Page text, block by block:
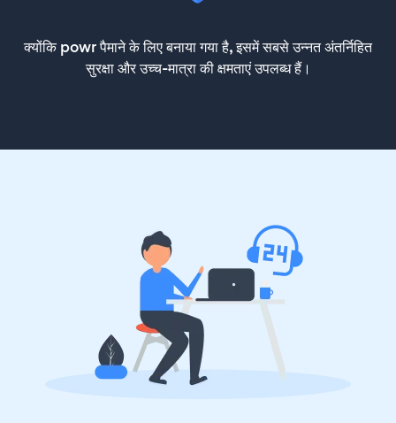
क्योंकि powr पैमाने के लिए बनाया गया है, इसमें सबसे उन्नत अंतर्निहित
सुरक्षा और उच्च-मात्रा की क्षमताएं उपलब्ध हैं।